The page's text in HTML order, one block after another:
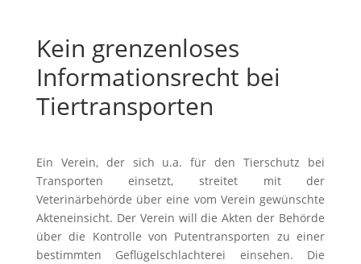
Kein grenzenloses
Informationsrecht bei
Tiertransporten
Ein Verein, der sich u.a. für den Tierschutz bei
Transporten einsetzt, streitet mit der
Veterinärbehörde über eine vom Verein gewünschte
Akteneinsicht. Der Verein will die Akten der Behörde
über die Kontrolle von Putentransporten zu einer
bestimmten Geflügelschlachterei einsehen. Die